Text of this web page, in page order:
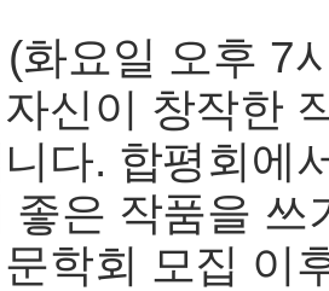
요일 오후 7
신이 창작한
다. 합평회에
좋은 작품을 쓰
학회 모집 이